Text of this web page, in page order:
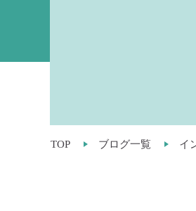
TOP ブログ一覧 イ